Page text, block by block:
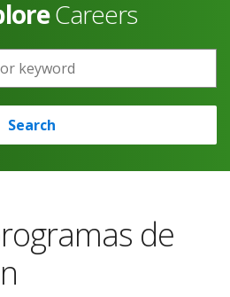
Careers
Search
de